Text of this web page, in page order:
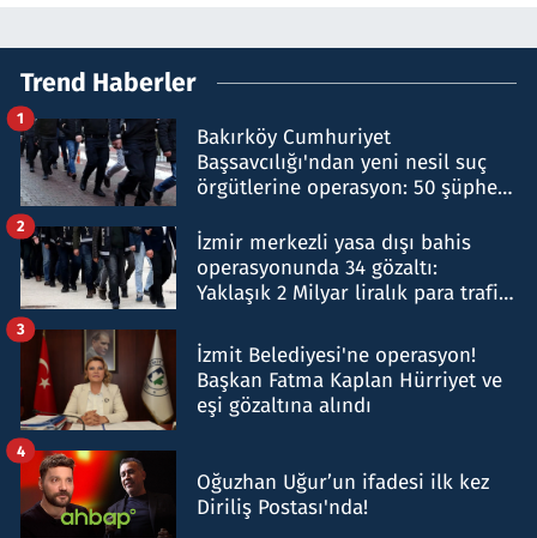
Trend Haberler
Bakırköy Cumhuriyet
Başsavcılığı'ndan yeni nesil suç
örgütlerine operasyon: 50 şüpheli
1
İzmir merkezli yasa dışı bahis
operasyonunda 34 gözaltı:
Yaklaşık 2 Milyar liralık para trafiği
2
İzmit Belediyesi'ne operasyon!
Başkan Fatma Kaplan Hürriyet ve
eşi gözaltına alındı
3
Oğuzhan Uğur’un ifadesi ilk kez
Diriliş Postası'nda!
4